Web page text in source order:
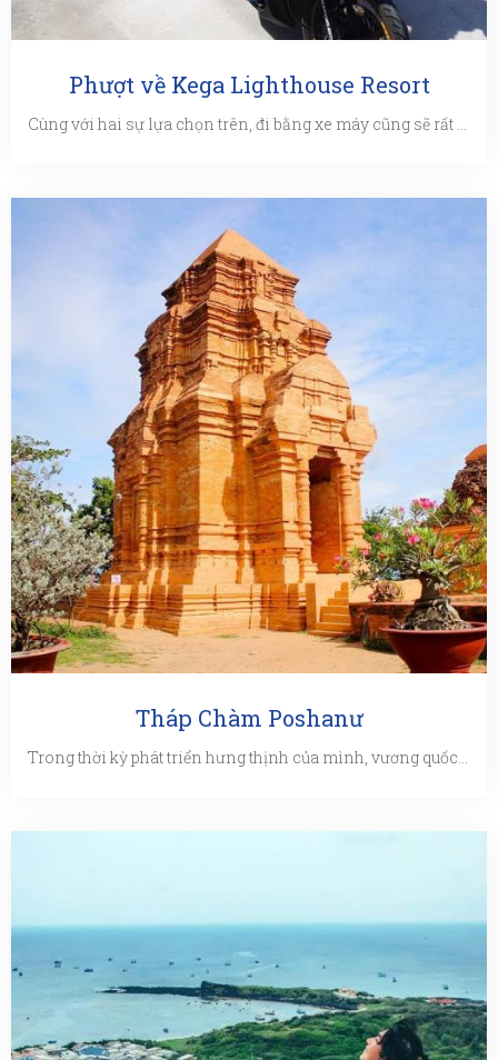
Phượt về Kega Lighthouse Resort
Cùng với hai sự lựa chọn trên, đi bằng xe máy cũng sẽ rất nhiều thú vị. Với quãng đường xấp xỉ 200km từ Sài ...
Tháp Chàm Poshanư
Trong thời kỳ phát triển hưng thịnh của mình, vương quốc Chăm-pa đã để lại cho hậu thế nhiều công trình kiến trúc ...